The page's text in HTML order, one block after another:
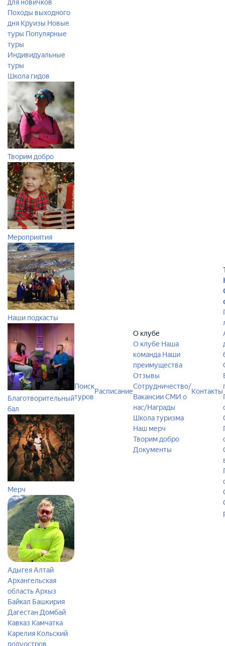
для новичков
Походы выходного
дня Круизы Новые
туры Популярные
туры
Индивидуальные
туры
Школа гидов
Творим добро
Мероприятия
Наши подкасты
Благотворительный
бал
Мерч
АдыгеяАлтай
Архангельская
областьАрхыз
Байкал Башкирия
Дагестан Домбай
Кавказ Камчатка
Карелия Кольский
полуостров
Поиск
туров
Расписание
О клубе
О клубе Наша
команда Наши
преимущества
Отзывы
Сотрудничество/
ВакансииСМИ о
нас/Награды
Школа туризма
Наш мерч
Творим добро
Документы
Контакты